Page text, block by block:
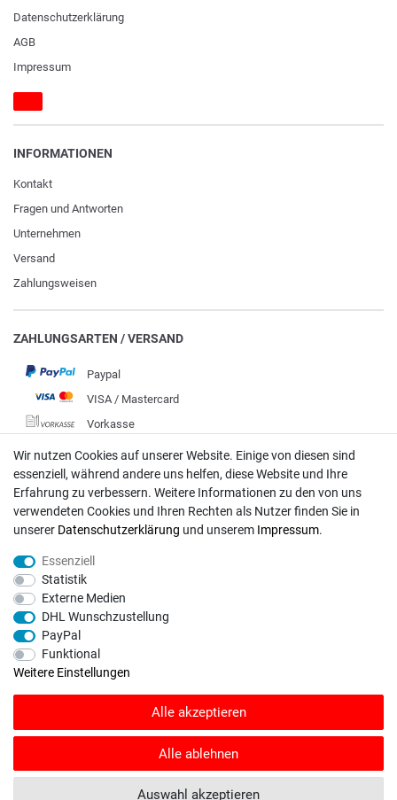
Daten­schutz­erklärung
AGB
Impressum
INFORMATIONEN
Kontakt
Fragen und Antworten
Unternehmen
Versand
Zahlungsweisen
ZAHLUNGSARTEN / VERSAND
Paypal
VISA / Mastercard
Vorkasse
DHL
Deutsche Post
Bei Fragen wenden Sie sich direkt an unser Service-Team.
info@rasentraktoren-motoren.de
MA-Versand GmbH, 53925 Kall, In der Laach 1-3
SHOPVOTE Bewertungen. SHOPVOTE setzt automatische und manuelle
© Copyright 2026 | Alle Rechte vorbehalten. - Rasentraktoren-Motoren | Realisation
Wir nutzen Cookies auf unserer Website. Einige von diesen sind
essenziell, während andere uns helfen, diese Website und Ihre
Erfahrung zu verbessern. Weitere Informationen zu den von uns
verwendeten Cookies und Ihren Rechten als Nutzer finden Sie in
unserer Daten­schutz­erklärung und unserem Impressum.
Essenziell
Statistik
Externe Medien
DHL Wunschzustellung
PayPal
Funktional
Weitere Einstellungen
Alle akzeptieren
Alle ablehnen
Auswahl akzeptieren